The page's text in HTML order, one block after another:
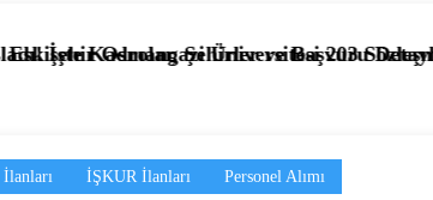
Başvuru Detayları
203 Sözleşmeli Personel Alımı
📰 KPSS’li ve
İŞKUR İlanları Personel Alımı